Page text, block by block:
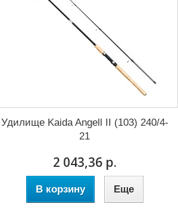
Удилище Kaida Angell II (103) 240/4-
21
2 043,36 р.
В корзину Еще